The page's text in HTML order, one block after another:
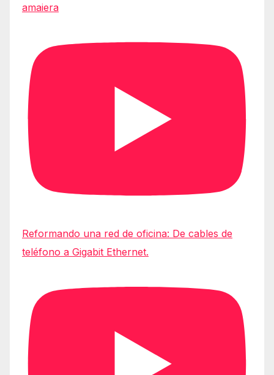
amaiera
Reformando una red de oficina: De cables de
teléfono a Gigabit Ethernet.